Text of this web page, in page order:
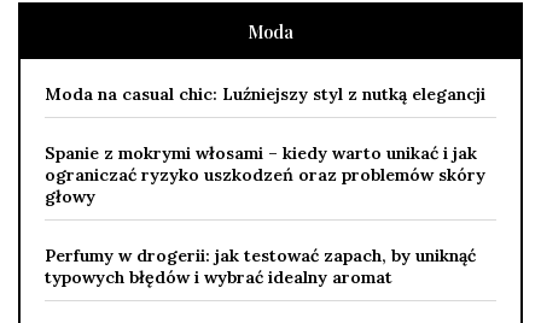
Moda
Moda na casual chic: Luźniejszy styl z nutką elegancji
Spanie z mokrymi włosami – kiedy warto unikać i jak
ograniczać ryzyko uszkodzeń oraz problemów skóry
głowy
Perfumy w drogerii: jak testować zapach, by uniknąć
typowych błędów i wybrać idealny aromat